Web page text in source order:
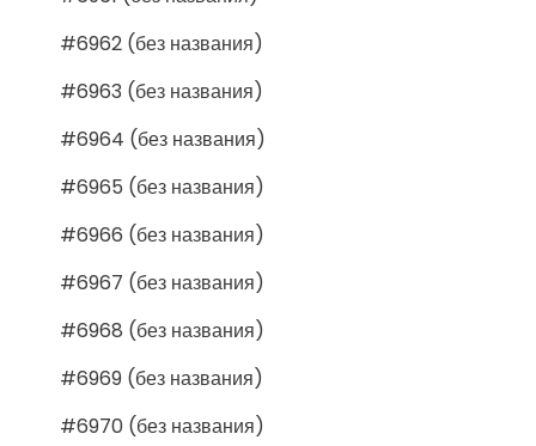
#6962 (без названия)
#6963 (без названия)
#6964 (без названия)
#6965 (без названия)
#6966 (без названия)
#6967 (без названия)
#6968 (без названия)
#6969 (без названия)
#6970 (без названия)